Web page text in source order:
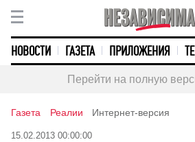
НОВОСТИ ГАЗЕТА ПРИЛОЖЕНИЯ
Перейти на полную
Газета Реалии Интернет-версия
15.02.2013 00:00:00